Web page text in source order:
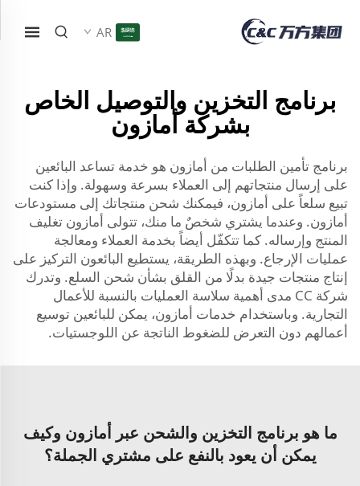
AR
برنامج التخزين والتوصيل الخاص
بشركة أمازون
برنامج تأمين الطلبات من أمازون هو خدمة تساعد البائعين
على إرسال منتجاتهم إلى العملاء بسرعة وسهولة. وإذا كنت
تبيع سلعاً على أمازون، فيمكنك شحن منتجاتك إلى مستودعات
أمازون. وعندما يشتري شخصٌ ما منك، تتولى أمازون تغليف
المنتج وإرساله. كما تتكفّل أيضاً بخدمة العملاء ومعالجة
عمليات الإرجاع. وبهذه الطريقة، يستطيع البائعون التركيز على
إنتاج منتجات جيدة بدلًا من القلق بشأن شحن السلع. وتدرك
شركة CC مدى أهمية سلاسة العمليات بالنسبة للأعمال
التجارية. وباستخدام خدمات أمازون، يمكن للبائعين توسيع
أعمالهم دون التعرض للضغوط الناتجة عن اللوجستيات.
ما هو برنامج التخزين والشحن عبر أمازون وكيف
يمكن أن يعود بالنفع على مشتري الجملة؟